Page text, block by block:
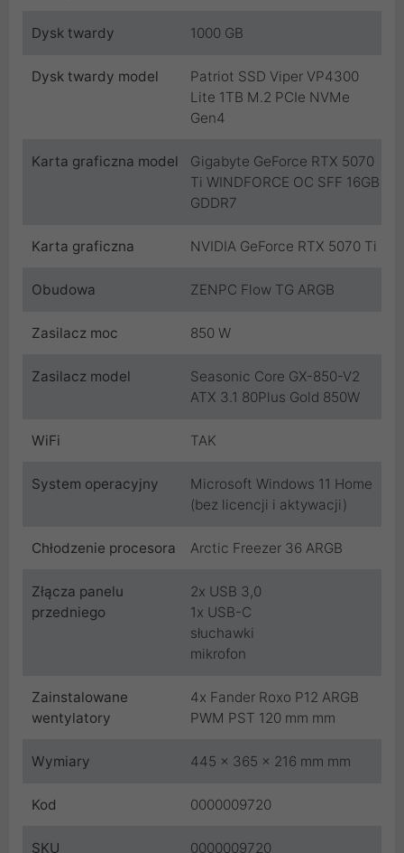
Dysk twardy 1000 GB
Dysk twardy model
Patriot SSD Viper VP4300
Lite 1TB M.2 PCIe NVMe
Gen4
Karta graficzna model
Gigabyte GeForce RTX 5070
Ti WINDFORCE OC SFF 16GB
GDDR7
Karta graficzna NVIDIA GeForce RTX 5070 Ti
Obudowa ZENPC Flow TG ARGB
Zasilacz moc 850 W
Zasilacz model
Seasonic Core GX-850-V2
ATX 3.1 80Plus Gold 850W
WiFi TAK
System operacyjny
Microsoft Windows 11 Home
(bez licencji i aktywacji)
Chłodzenie procesora Arctic Freezer 36 ARGB
Złącza panelu
przedniego
2x USB 3,0
1x USB-C
słuchawki
mikrofon
Zainstalowane
wentylatory
4x Fander Roxo P12 ARGB
PWM PST 120 mm mm
Wymiary 445 x 365 x 216 mm mm
Kod 0000009720
SKU 0000009720